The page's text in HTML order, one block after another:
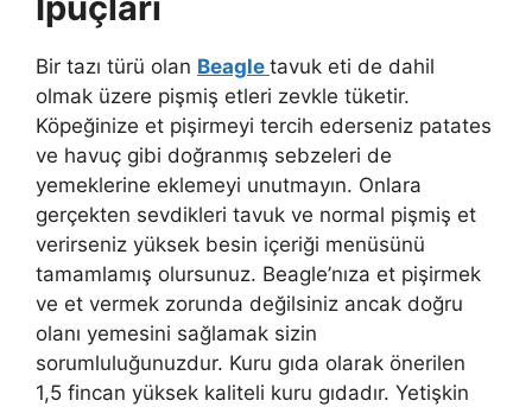
Bir tazı türü olan Beagle tavuk eti de dahil
olmak üzere pişmiş etleri zevkle tüketir.
Köpeğinize et pişirmeyi tercih ederseniz patates
ve havuç gibi doğranmış sebzeleri de
yemeklerine eklemeyi unutmayın. Onlara
gerçekten sevdikleri tavuk ve normal pişmiş et
verirseniz yüksek besin içeriği menüsünü
tamamlamış olursunuz. Beagle’nıza et pişirmek
ve et vermek zorunda değilsiniz ancak doğru
olanı yemesini sağlamak sizin
sorumluluğunuzdur. Kuru gıda olarak önerilen
1,5 fincan yüksek kaliteli kuru gıdadır. Yetişkin